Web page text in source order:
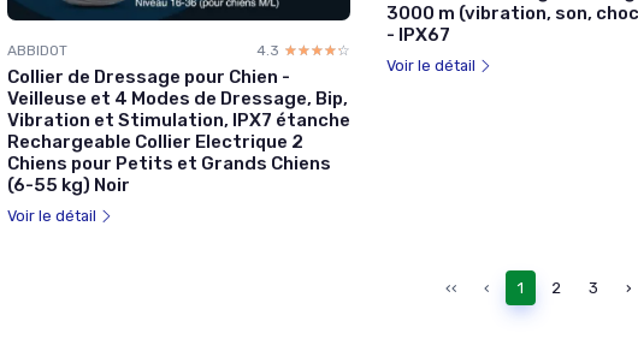
ABBIDOT 4.3 ☆☆☆☆☆
★★★★★
Collier de Dressage pour Chien -
Veilleuse et 4 Modes de Dressage, Bip,
Vibration et Stimulation, IPX7 étanche
Rechargeable Collier Electrique 2
Chiens pour Petits et Grands Chiens
(6-55 kg) Noir
Voir le détail
3000 m (vibration, son,
- IPX67
Voir le détail
‹‹ ‹ 1 2 3 ›